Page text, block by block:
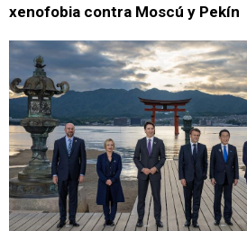
xenofobia contra Moscú y Pekín